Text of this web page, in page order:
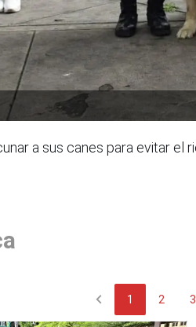
a sus canes para evitar el
chevron_left 1 2 3